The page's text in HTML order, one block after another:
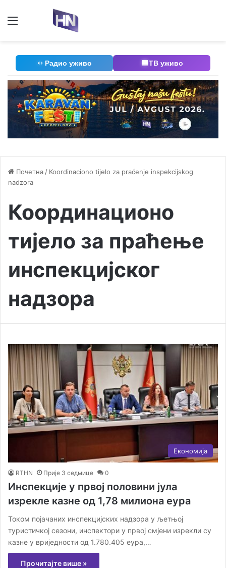
Радио уживо ТВ уживо
Почетна / Koordinaciono tijelo za praćenje inspekcijskog
nadzora
Координационо
тијело за праћење
инспекцијског
надзора
Економија
RTHN Прије 3 седмице 0
Инспекције у првој половини јула
изрекле казне од 1,78 милиона еура
Током појачаних инспекцијских надзора у љетњој
туристичкој сезони, инспектори у првој смјени изрекли су
казне у вриједности од 1.780.405 еура,…
Прочитајте више »